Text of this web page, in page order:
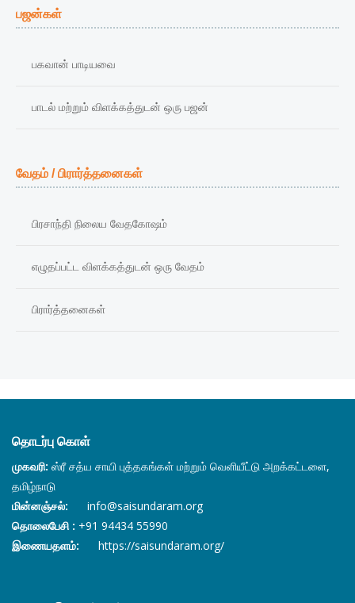
பஜன்கள்
பகவான் பாடியவை
பாடல் மற்றும் விளக்கத்துடன் ஒரு பஜன்
வேதம் / பிரார்த்தனைகள்
பிரசாந்தி நிலைய வேதகோஷம்
எழுதப்பட்ட விளக்கத்துடன் ஒரு வேதம்
பிரார்த்தனைகள்
தொடர்பு கொள்
முகவரி: ஸ்ரீ சத்ய சாயி புத்தகங்கள் மற்றும் வெளியீட்டு அறக்கட்டளை,
தமிழ்நாடு
மின்னஞ்சல்:
info@saisundaram.org
தொலைபேசி : +91 94434 55990
இணையதளம்:
https://saisundaram.org/